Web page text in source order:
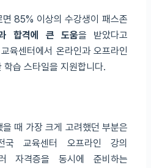
85% 이상의 수강생이 패스존
합격에 큰 도움을 받았다고
육센터에서 온라인과 오프라인
학습 스타일을 지원합니다.
때 가장 크게 고려했던 부분은
교육센터 오프라인 강의
자격증을 동시에 준비하는